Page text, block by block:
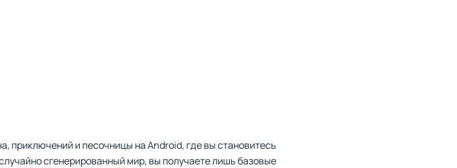
приключений и песочницы на Android, где вы становитесь
сгенерированный мир, вы получаете лишь базовые